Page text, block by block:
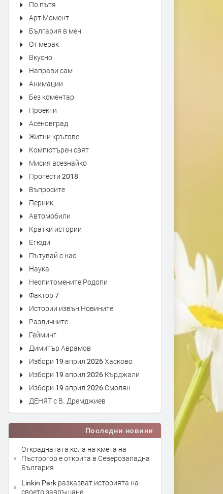
Първо издание на „Записки по
българските въстания“ от 1892
г. може да се види в архива на
Кърджали
По пътя
Арт Момент
България в мен
От мерак
Вкусно
Направи сам
Анимации
Без коментар
Проекти
Асеновград
Житни кръгове
Компютърен свят
Мисия всезнайко
Протести 2018
Въпросите
Перник
Автомобили
Кратки истории
Етюди
Пътувай с нас
Наука
Неопитомените Родопи
Фактор 7
Истории извън Новините
Различните
Гейминг
Димитър Аврамов
Избори 19 април 2026 Хасково
Избори 19 април 2026 Кърджали
Избори 19 април 2026 Смолян
ДЕНЯТ с В. Дремджиев
Последни новини
Откраднатата кола на кмета на
Пъстрогор е открита в Северозападна
България
Linkin Park разказват историята на
своето завръщане